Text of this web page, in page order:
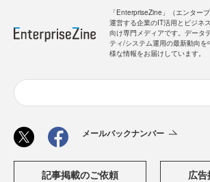
「EnterpriseZine」（エンター
運営する企業のIT活用とビジネ
向け専門メディアです。データ
ティ/システム運用の最新動向
様な情報をお届けしています。
メールバックナンバー
記事掲載のご依頼 広